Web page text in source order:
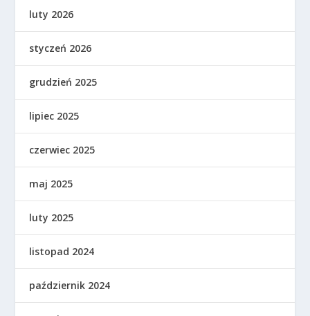
luty 2026
styczeń 2026
grudzień 2025
lipiec 2025
czerwiec 2025
maj 2025
luty 2025
listopad 2024
październik 2024